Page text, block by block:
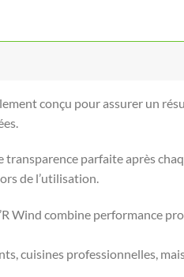
conçu pour assurer un
parfaite après
de l’utilisation.
Wind combine performance
cuisines professionnelles,